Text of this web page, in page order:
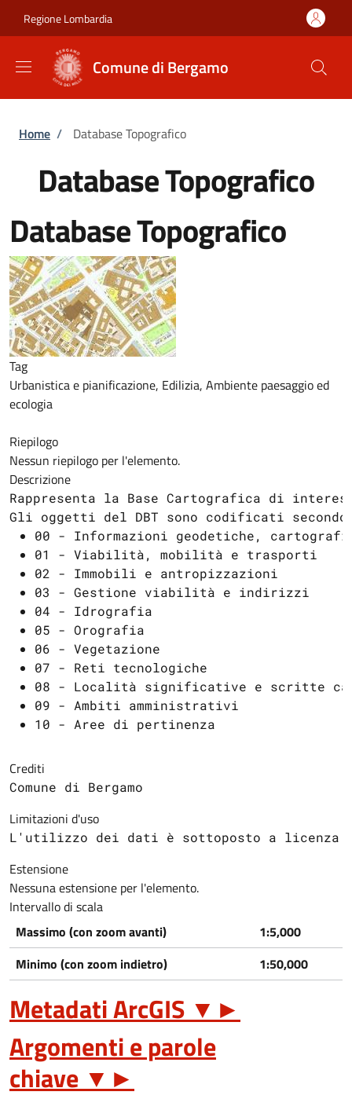
Regione Lombardia
Comune di Bergamo
Briciole di pane
Home / Database Topografico
Database Topografico
Database Topografico
Tag
Urbanistica e pianificazione, Edilizia, Ambiente paesaggio ed
ecologia
Riepilogo
Nessun riepilogo per l'elemento.
Descrizione
Rappresenta la Base Cartografica di
Gli oggetti del DBT sono codificati secondo
00 - Informazioni geodetiche,
01 - Viabilità, mobilità e trasporti
02 - Immobili e antropizzazioni
03 - Gestione viabilità e indirizzi
04 - Idrografia
05 - Orografia
06 - Vegetazione
07 - Reti tecnologiche
08 - Località significative e scritte
09 - Ambiti amministrativi
10 - Aree di pertinenza
Crediti
Comune di Bergamo
Limitazioni d'uso
L'utilizzo dei dati è sottoposto a licenza
Estensione
Nessuna estensione per l'elemento.
Intervallo di scala
Massimo (con zoom avanti)
1:5,000
Minimo (con zoom indietro)
1:50,000
Metadati ArcGIS ▼ ►
Argomenti e parole
chiave ▼ ►